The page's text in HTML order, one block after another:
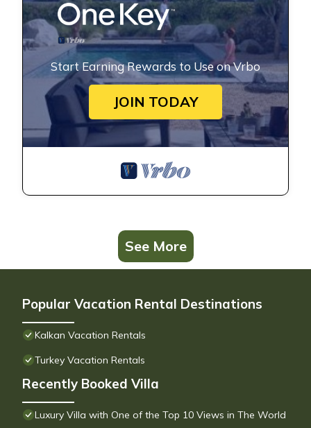
Start Earning Rewards to Use on Vrbo
JOIN TODAY
See More
Popular Vacation Rental Destinations
Kalkan Vacation Rentals
Turkey Vacation Rentals
Recently Booked Villa
Luxury Villa with One of the Top 10 Views in The World